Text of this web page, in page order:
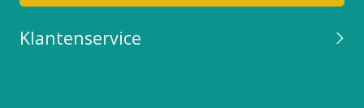
Klantenservice